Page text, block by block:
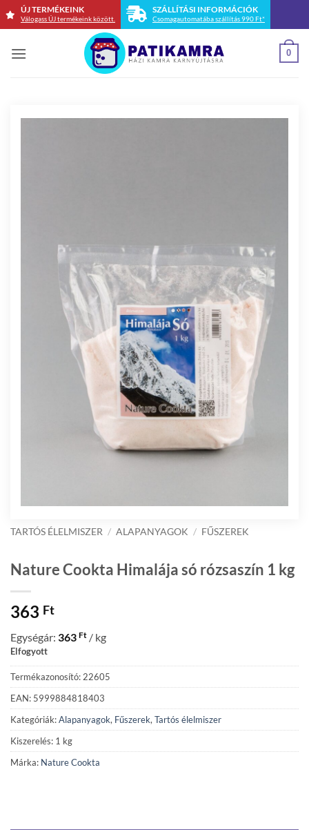
Skip
ÚJ TERMÉKEINK
Válogass ÚJ termékeink között.
SZÁLLÍTÁSI INFORMÁCIÓK
Csomagautomatába szállítás 990 Ft*
0
TARTÓS ÉLELMISZER / ALAPANYAGOK / FŰSZEREK
Nature Cookta Himalája só rózsaszín 1 kg
363 Ft
Egységár: 363 Ft / kg
Elfogyott
Termékazonosító: 22605
EAN: 5999884818403
Kategóriák:Alapanyagok, Fűszerek, Tartós élelmiszer
Kiszerelés: 1 kg
Márka: Nature Cookta